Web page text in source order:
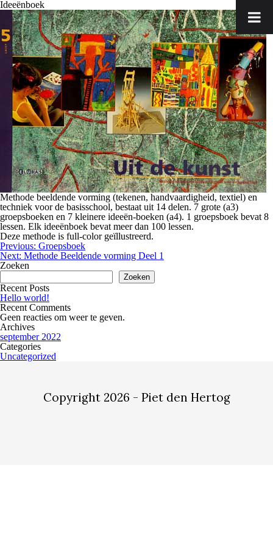
Ideeënboek
Methode beeldende vorming (tekenen, handvaardigheid, textiel) en
techniek voor de basisschool, bestaat uit 14 delen. 7 grote (a3)
groepsboeken en 7 kleinere ideeën-boeken (a4). 1 groepsboek bevat 8
lessen. Elk ideeënboek bevat meer dan 100 lessen.
Deze methode is full-color geïllustreerd.
Bericht
navigatie
Previous: Groepsboek
Next: Methode Beeldende vorming Deel 1
Zoeken
Zoeken
Recent Posts
Hello world!
Recent Comments
Geen reacties om weer te geven.
Archives
september 2022
Categories
Uncategorized
Copyright 2026 - Piet den Hertog